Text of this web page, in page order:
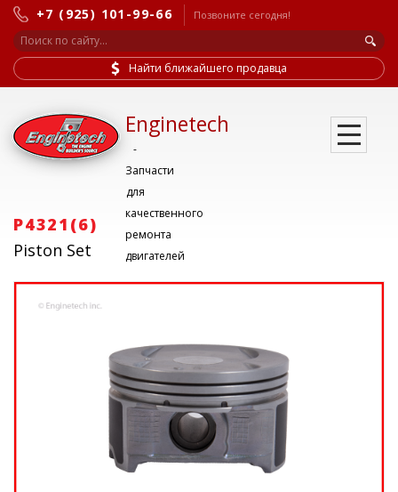
+7 (925) 101-99-66 Позвоните сегодня!
Найти ближайшего продавца
Enginetech
-
Запчасти
для
качественного
ремонта
двигателей
P4321(6)
Piston Set